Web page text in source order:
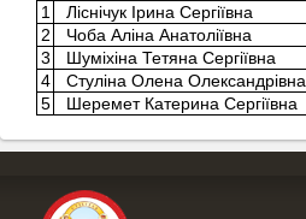
1
Ліснічук Ірина Сергіївна
2
Чоба Аліна Анатоліївна
3
Шуміхіна Тетяна Сергіївна
4
Стуліна Олена Олександрівна
5
Шеремет Катерина Сергіївна